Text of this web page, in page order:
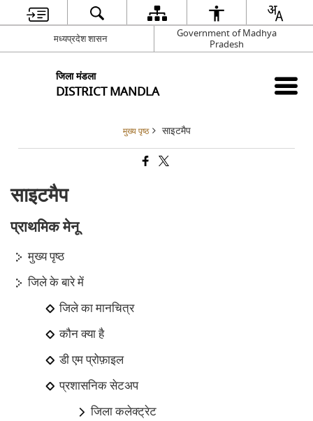
मध्यप्रदेश शासन
Government of Madhya
Pradesh
जिला मंडला
DISTRICT MANDLA
मुख्य पृष्ठ साइटमैप
साइटमैप
प्राथमिक मेनू
मुख्य पृष्ठ
जिले के बारे में
जिले का मानचित्र
कौन क्या है
डी एम प्रोफ़ाइल
प्रशासनिक सेटअप
जिला कलेक्ट्रेट